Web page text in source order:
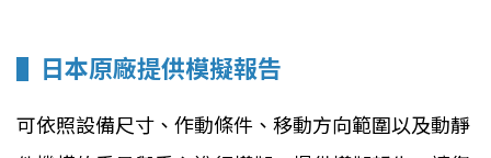
日本原廠提供模擬報告
可依照設備尺寸、作動條件、移動方向範圍以及動靜